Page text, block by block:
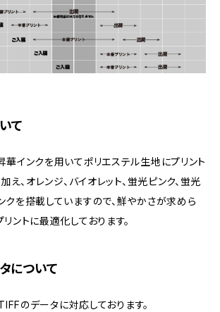
て
華インクを用いてポリエステル生地にプリント
え、オレンジ、バイオレット、蛍光ピンク、蛍光
クを搭載していますので、鮮やかさが求めら
ントに最適化しております。
について
のデータに対応しております。